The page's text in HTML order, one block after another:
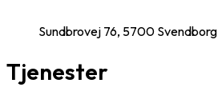
Sundbrovej 76, 5700 Svendborg
Tjenester